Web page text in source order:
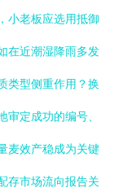
小老板应选用抵御
在近潮湿降雨多发
类型侧重作用？换
定成功的编号、
麦效产稳成为关键
存市场流向报告关